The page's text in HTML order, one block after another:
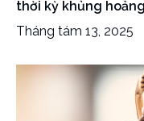
thời kỳ khủng
Tháng tám 13, 2025